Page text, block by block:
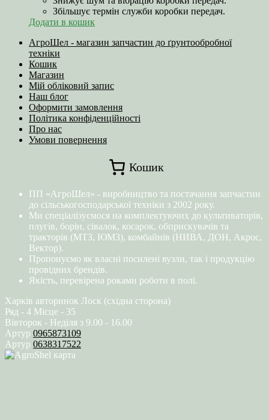
Збільшує термін служби коробки передач.
Додати в кошик
АгроШел - магазин запчастин до ґрунтообробної
техніки
Кошик
Магазин
Мій обліковий запис
Наш блог
Оформити замовлення
Політика конфіденційності
Про нас
Умови повернення
Кошик
ПП «АгроШел» - виробництво та постачання запчастин
до сільськогосподарської техніки з 2002 року.
Ми спеціалізуємося на комплектуючих до культиваторів,
плугів, борін, сівалок, косарок, обприскувачів та
тракторів (МТЗ, ЮМЗ), комбайнів (НИВА, ДОН, Акрос,
Вектор).
Пропонуємо як власні посилені вузли, так і продукцію
провідних брендів.
Якість, перевірена роками роботи в полі.
Харків авторинок Лоск (східна сторона)
Ряд - 4 Місце - 35
Вівторок - Неділя з 9.00 - 16.00
Артур 0965873109
Артур 0638317522